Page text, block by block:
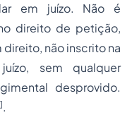
em juízo. Não é
direito de petição,
não inscrito na
sem qualquer
desprovido.
.